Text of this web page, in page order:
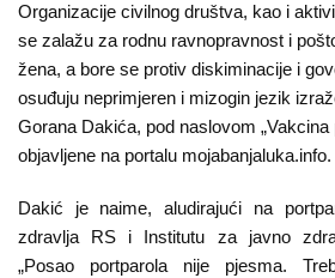
nama
Aktuelnosti
Mir
ženskim
licem
Organizacije civilnog društva, kao i
se zalažu za rodnu ravnopravnost i
žena, a bore se protiv diskiminacije i
osuđuju neprimjeren i mizogin jezik
Gorana Dakića, pod naslovom „Vakcina
objavljene na portalu mojabanjaluka.info.
Dakić je naime, aludirajući na
zdravlja RS i Institutu za javno
„Posao portparola nije pjesma.